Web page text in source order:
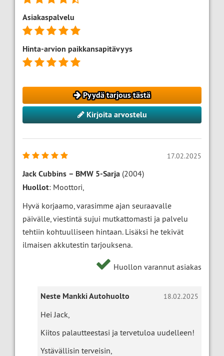
Asiakaspalvelu
Hinta-arvion paikkansapitävyys
Pyydä tarjous tästä
Kirjoita arvostelu
17.02.2025
Jack Cubbins – BMW 5-Sarja (2004)
Huollot: Moottori,
Hyvä korjaamo, varasimme ajan seuraavalle
päivälle, viestintä sujui mutkattomasti ja palvelu
tehtiin kohtuulliseen hintaan. Lisäksi he tekivät
ilmaisen akkutestin tarjouksena.
Huollon varannut asiakas
18.02.2025
Neste Mankki Autohuolto
Hei Jack,
Kiitos palautteestasi ja tervetuloa uudelleen!
Ystävällisin terveisin,